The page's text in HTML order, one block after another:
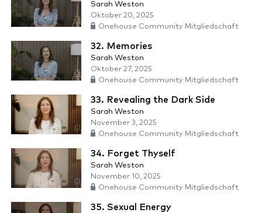
Sarah Weston
Oktober 20, 2025
Onehouse Community Mitgliedschaft
32. Memories
Sarah Weston
Oktober 27, 2025
Onehouse Community Mitgliedschaft
33. Revealing the Dark Side
Sarah Weston
November 3, 2025
Onehouse Community Mitgliedschaft
34. Forget Thyself
Sarah Weston
November 10, 2025
Onehouse Community Mitgliedschaft
35. Sexual Energy